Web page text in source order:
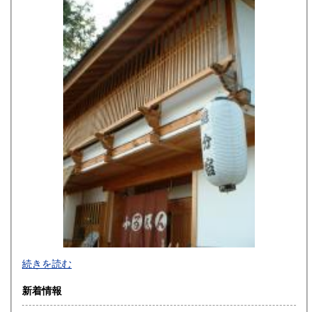
330円 長崎県
330円 大分県
330円 鹿児島県
330円
続きを読む
新着情報